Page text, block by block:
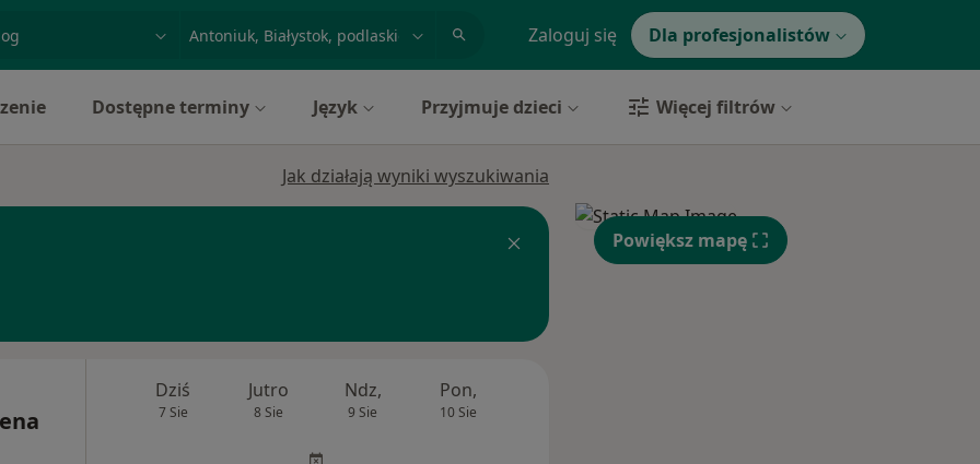
Zaloguj się Dla profesjonalistów
Dostępne terminy Język Przyjmuje dzieci Więcej filtrów
Jak działają wyniki wyszukiwania
Dziś
7 Sie
Jutro
8 Sie
Ndz,
9 Sie
Pon,
10 Sie
Powiększ mapę